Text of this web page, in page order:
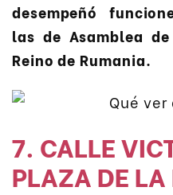
desempeñó
las de Asamblea
Reino de Rumania.
7. CALLE
PLAZA DE